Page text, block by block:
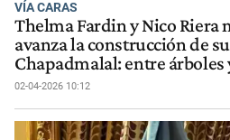
VÍA CARAS
Thelma Fardin y Nico Riera
avanza la construcción de
Chapadmalal: entre árboles
02-04-2026 10:12